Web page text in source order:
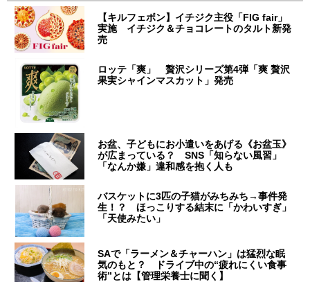
【キルフェボン】イチジク主役「FIG fair」
実施 イチジク＆チョコレートのタルト新発
売
ロッテ「爽」 贅沢シリーズ第4弾「爽 贅沢
果実シャインマスカット」発売
お盆、子どもにお小遣いをあげる《お盆玉》
が広まっている？ SNS「知らない風習」
「なんか嫌」違和感を抱く人も
バスケットに3匹の子猫がみちみち→事件発
生！？ ほっこりする結末に「かわいすぎ」
「天使みたい」
SAで「ラーメン＆チャーハン」は猛烈な眠
気のもと？ ドライブ中の“疲れにくい食事
術”とは【管理栄養士に聞く】